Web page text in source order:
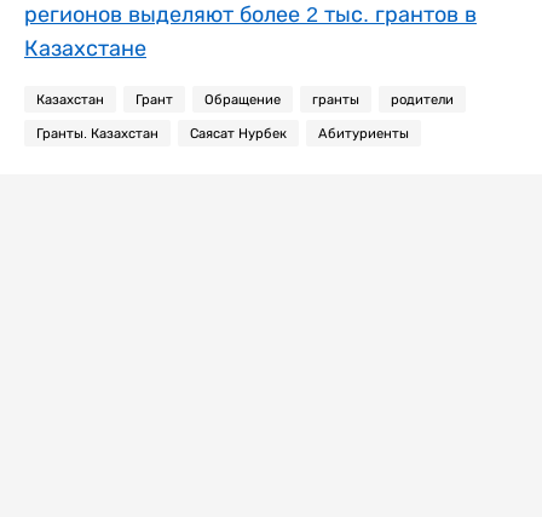
регионов выделяют более 2 тыс. грантов в
Казахстане
Казахстан Грант Обращение гранты родители
Гранты. Казахстан Саясат Нурбек Абитуриенты